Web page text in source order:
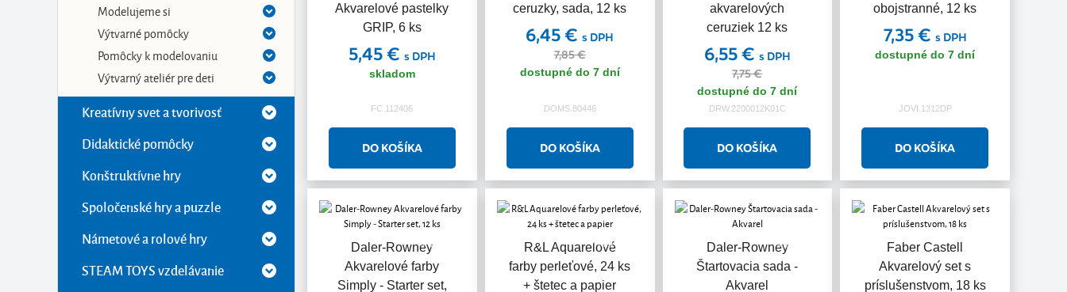
Modelujeme si
Výtvarné pomôcky
Pomôcky k modelovaniu
Výtvarný ateliér pre deti
Kreatívny svet a tvorivosť
Didaktické pomôcky
Konštruktívne hry
Spoločenské hry a puzzle
Námetové a rolové hry
STEAM TOYS vzdelávanie
Akvarelové pastelky
GRIP, 6 ks
5,45 € s DPH
skladom
FC.112406
ceruzky, sada, 12 ks
6,45 €s DPH
7,85 €
dostupné do 7 dní
DOMS.80446
akvarelových
ceruziek 12 ks
6,55 € s DPH
7,75 €
dostupné do 7 dní
DRW.2200012K01C
obojstranné, 12 ks
7,35 € s DPH
dostupné do 7 dní
JOVI.1312DP
Daler-Rowney
Akvarelové farby
Simply - Starter set,
Akcia
R&L Aquarelové
farby perleťové, 24 ks
+ štetec a papier
Akcia
Daler-Rowney
Štartovacia sada -
Akvarel
Akcia
Faber Castell
Akvarelový set s
príslušenstvom, 18 ks